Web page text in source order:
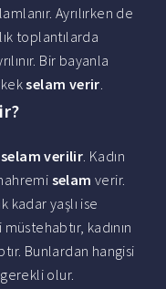
Ayrılırken de
toplantılarda
Bir bayanla
selam verir.
selam verilir. Kadın
selam verir.
kadar yaşlı ise
kadının
Bunlardan hangisi
olur.